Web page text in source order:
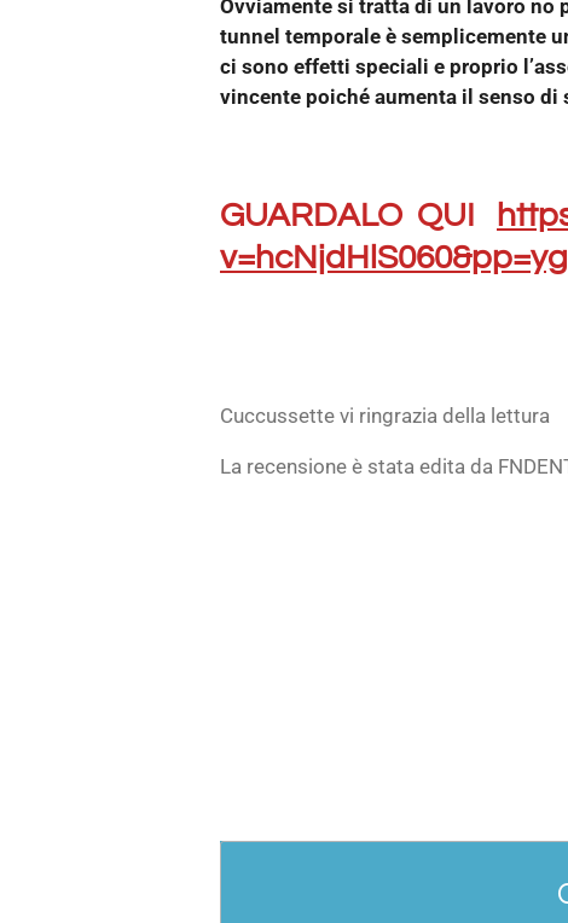
Ovviamente si tratta di un lavoro
tunnel temporale è semplicemente
ci sono effetti speciali e proprio
vincente poiché aumenta il senso di
GUARDALO QUI
Cuccussette vi ringrazia della lettura
La recensione è stata edita da